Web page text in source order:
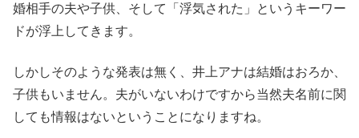
婚相手の夫や子供、そして「浮気された」というキーワー
ドが浮上してきます。
しかしそのような発表は無く、 井上アナは結婚はおろか、
子供もいません。夫がいないわけですから当然夫名前に関
しても情報はないということになりますね。